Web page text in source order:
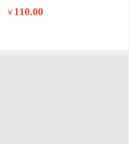
￥ 110.00